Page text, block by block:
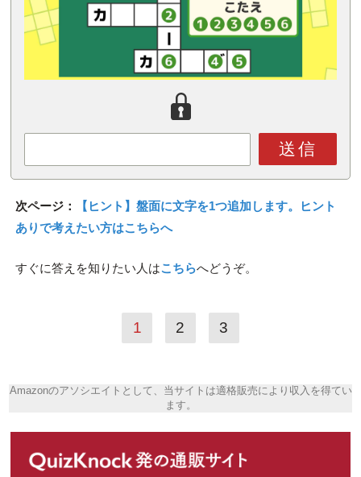
送信
次ページ：
【ヒント】盤面に文字を1つ追加します。ヒント
ありで考えたい方はこちらへ
すぐに答えを知りたい人はこちらへどうぞ。
1 2 3
Amazonのアソシエイトとして、当サイトは適格販売により収入を得てい
ます。